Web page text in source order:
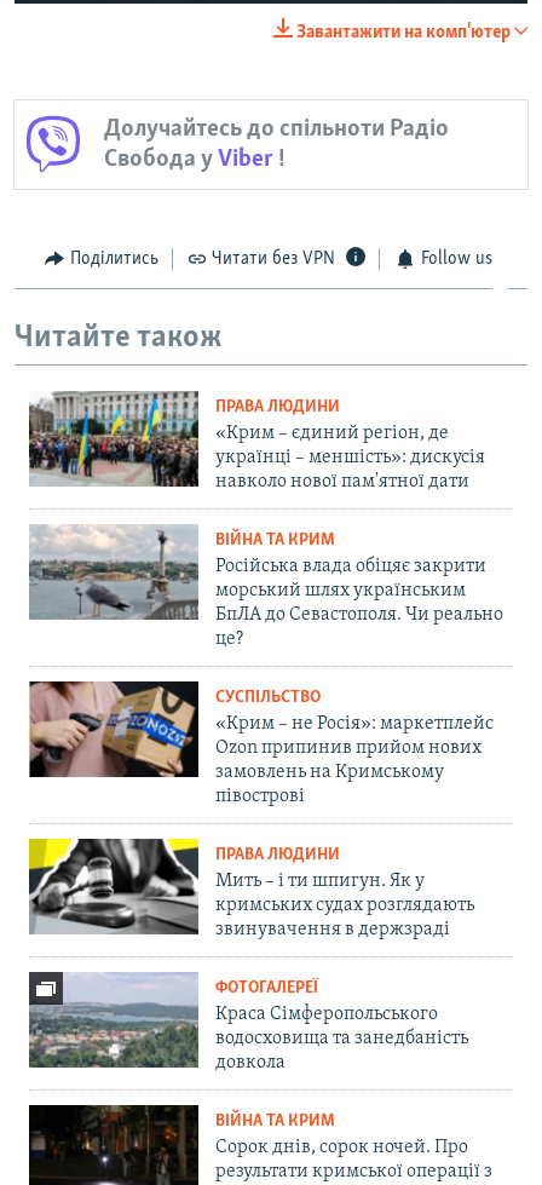
Auto 240p 360p 480p
720p
480p
720p
Завантажити на комп'ютер
Долучайтесь до спільноти Радіо
Свобода уViber !
Поділитись Читати без VPN Follow us
Читайте також
ПРАВА ЛЮДИНИ
«Крим – єдиний регіон, де
українці – меншість»: дискусія
навколо нової пам'ятної дати
ВІЙНА ТА КРИМ
Російська влада обіцяє закрити
морський шлях українським
БпЛА до Севастополя. Чи реально
це?
СУСПІЛЬСТВО
«Крим – не Росія»: маркетплейс
Ozon припинив прийом нових
замовлень на Кримському
півострові
ПРАВА ЛЮДИНИ
Мить – і ти шпигун. Як у
кримських судах розглядають
звинувачення в держзраді
ФОТОГАЛЕРЕЇ
Краса Сімферопольського
водосховища та занедбаність
довкола
ВІЙНА ТА КРИМ
Сорок днів, сорок ночей. Про
результати кримської операції з